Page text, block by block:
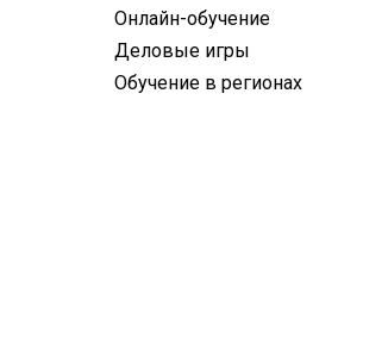
Онлайн-обучение
Деловые игры
Обучение в регионах